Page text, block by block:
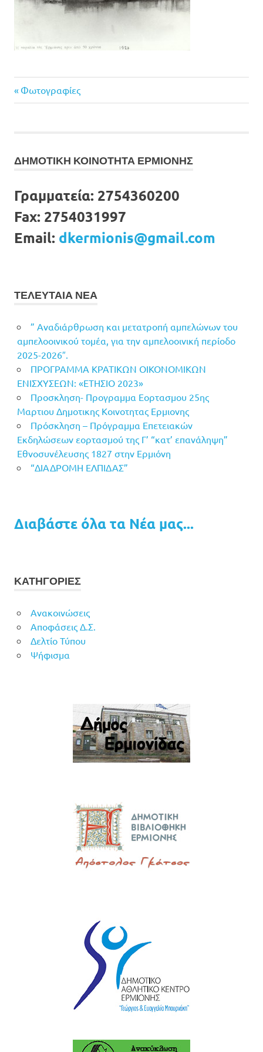
Πλοήγηση
Previous
Post:
Φωτογραφίες
ΔΗΜΟΤΙΚΗ ΚΟΙΝΟΤΗΤΑ ΕΡΜΙΟΝΗΣ
Γραμματεία: 2754360200
Fax: 2754031997
Email: dkermionis@gmail.com
ΤΕΛΕΥΤΑΙΑ ΝΕΑ
” Αναδιάρθρωση και μετατροπή αμπελώνων του
αμπελοοινικού τομέα, για την αμπελοοινική περίοδο
2025-2026″.
ΠΡΟΓΡΑΜΜΑ ΚΡΑΤΙΚΩΝ ΟΙΚΟΝΟΜΙΚΩΝ
ΕΝΙΣΧΥΣΕΩΝ: «ΕΤΗΣΙΟ 2023»
Προσκληση- Προγραμμα Εορτασμου 25ης
Μαρτιου Δημοτικης Κοινοτητας Ερμιονης
Πρόσκληση – Πρόγραμμα Επετειακών
Εκδηλώσεων εορτασμού της Γ’ “κατ’ επανάληψη”
Εθνοσυνέλευσης 1827 στην Ερμιόνη
“ΔΙΑΔΡΟΜΗ ΕΛΠΙΔΑΣ”
Διαβάστε όλα τα Νέα μας...
ΚΑΤΗΓΟΡΙΕΣ
Ανακοινώσεις
Αποφάσεις Δ.Σ.
Δελτίο Τύπου
Ψήφισμα